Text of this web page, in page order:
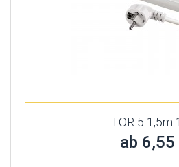
TOR 5 1,5m
ab 6,55